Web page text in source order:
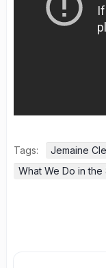
Tags: Jemaine
What We Do in the